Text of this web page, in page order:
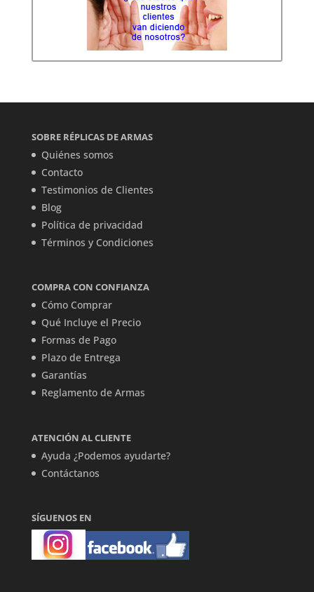
SOBRE RÉPLICAS DE ARMAS
Quiénes somos
Contacto
Testimonios de Clientes
Blog
Política de privacidad
Términos y Condiciones
COMPRA CON CONFIANZA
Cómo Comprar
Qué Incluye el Precio
Formas de Pago
Plazo de Entrega
Garantías
Reglamento de Armas
ATENCIÓN AL CLIENTE
Ayuda ¿Podemos ayudarte?
Contáctanos
SÍGUENOS EN